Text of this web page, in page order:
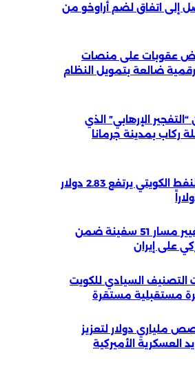
إلى اتفاق لضم أراوخو من
عقوبات على منصات
ضالعة بتمويل النظام
“التفجير الإرهابي” الذي
ركاب بمدينة جرمانا
سعر برميل النفط الكويتي يرتفع 2.83 دولار
«سنتكوم»: تغيير مسار 51 سفينة ضمن
على إيران
التصنيف السيادي للكويت
ملياري دولار لتعزيز
العسكرية الأميركية